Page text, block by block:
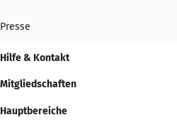
Presse
Hilfe & Kontakt
Mitgliedschaften
Hauptbereiche